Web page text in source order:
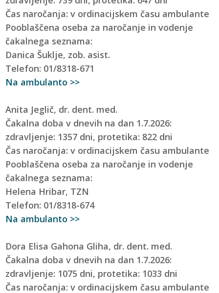
Čas naročanja: v ordinacijskem času ambulante
Pooblaščena oseba za naročanje in vodenje
čakalnega seznama:
Danica Šuklje, zob. asist.
Telefon: 01/8318-671
Na ambulanto >>
Anita Jeglič, dr. dent. med.
Čakalna doba v dnevih na dan 1.7.2026:
zdravljenje: 1357 dni, protetika: 822 dni
Čas naročanja: v ordinacijskem času ambulante
Pooblaščena oseba za naročanje in vodenje
čakalnega seznama:
Helena Hribar, TZN
Telefon: 01/8318-674
Na ambulanto >>
Dora Elisa Gahona Gliha, dr. dent. med.
Čakalna doba v dnevih na dan 1.7.2026:
zdravljenje: 1075 dni, protetika: 1033 dni
Čas naročanja: v ordinacijskem času ambulante